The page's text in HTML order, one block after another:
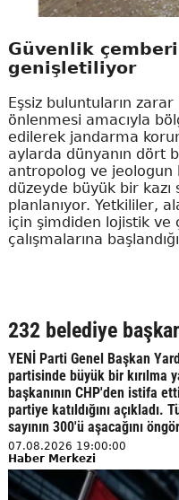
Güvenlik
genişletiliyor
Eşsiz buluntuların
önlenmesi amacıyla
edilerek jandarma
aylarda dünyanın dört
antropolog ve jeologun
düzeyde büyük bir kazı
planlanıyor. Yetkililer,
için şimdiden lojistik ve
çalışmalarına
232 belediye
YENİ Parti Genel Başkan
partisinde büyük bir kırılma
başkanının CHP'den istifa
partiye katıldığını açıkladı.
sayının 300'ü aşacağını
07.08.2026 19:00:00
Haber Merkezi